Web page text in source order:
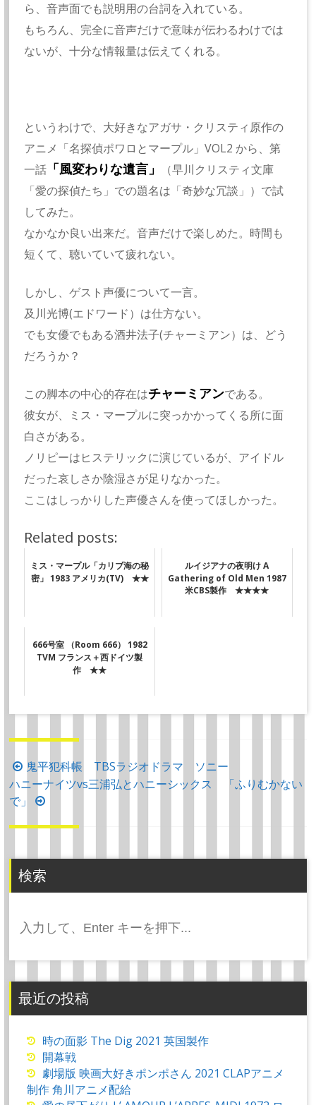
ら、音声面でも説明用の台詞を入れている。
もちろん、完全に音声だけで意味が伝わるわけでは
ないが、十分な情報量は伝えてくれる。
というわけで、大好きなアガサ・クリスティ原作の
アニメ「名探偵ポワロとマープル」VOL2 から、第
一話 「風変わりな遺言」
（早川クリスティ文庫
「愛の探偵たち」での題名は「奇妙な冗談」）で試
してみた。
なかなか良い出来だ。音声だけで楽しめた。時間も
短くて、聴いていて疲れない。
しかし、ゲスト声優について一言。
及川光博(エドワード）は仕方ない。
でも女優でもある酒井法子(チャーミアン）は、どう
だろうか？
この脚本の中心的存在はチャーミアンである。
彼女が、ミス・マープルに突っかかってくる所に面
白さがある。
ノリピーはヒステリックに演じているが、アイドル
だった哀しさか陰湿さが足りなかった。
ここはしっかりした声優さんを使ってほしかった。
Related posts:
ミス・マープル「カリブ海の秘
密」 1983 アメリカ(TV) ★★
ルイジアナの夜明け A
Gathering of Old Men 1987
米CBS製作 ★★★★
666号室 （Room 666） 1982
TVM フランス＋西ドイツ製
作 ★★
投
稿
ナ
ビ
ー
シ
鬼平犯科帳 TBSラジオドラマ ソニー
ハニーナイツvs三浦弘とハニーシックス 「ふりむかない
で」
検索
索:
最近の投稿
時の面影 The Dig 2021 英国製作
開幕戦
劇場版 映画大好きポンポさん 2021 CLAPアニメ
制作 角川アニメ配給